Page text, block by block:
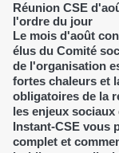
Réunion CSE
l'ordre du jour
Le mois d'août
élus du Comité
de l'organisation
fortes chaleurs et
obligatoires de la
les enjeux
Instant-CSE vous
complet et